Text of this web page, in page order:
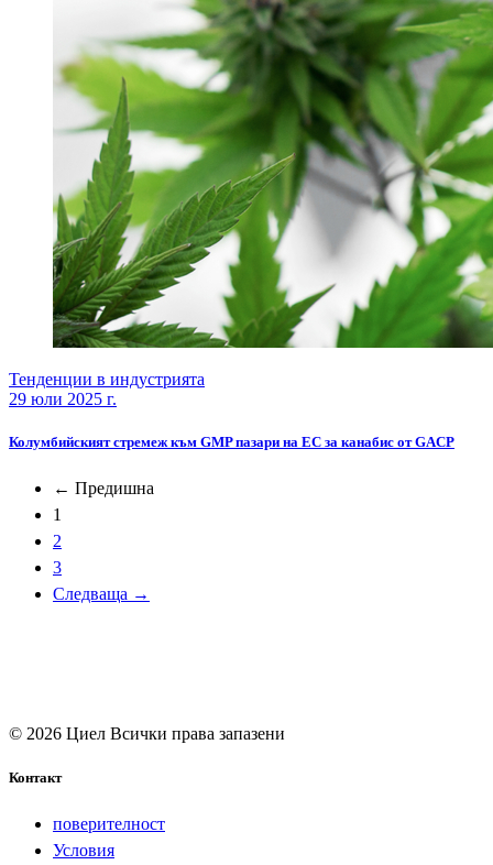
Тенденции в индустрията
29 юли 2025 г.
Колумбийският стремеж към GMP пазари на ЕС за канабис от GACP
← Предишна
1
2
3
Следваща →
© 2026 Циел Всички права запазени
Контакт
поверителност
Условия